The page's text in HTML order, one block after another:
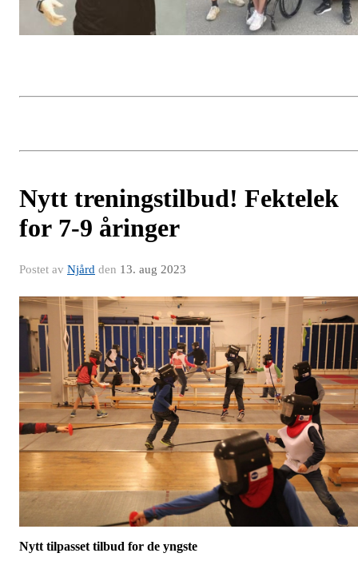
Nytt treningstilbud! Fektelek
for 7-9 åringer
Postet av Njård den 13. aug 2023
Nytt tilpasset tilbud for de yngste